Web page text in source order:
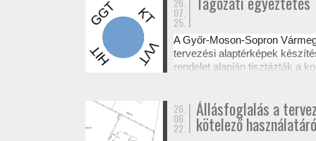
07.
25.
A Győr-Moson-Sopron
tervezési alaptérképek
rendelet alapján tisztázták a
26.
06.
22.
Állásfoglalás a
kötelező